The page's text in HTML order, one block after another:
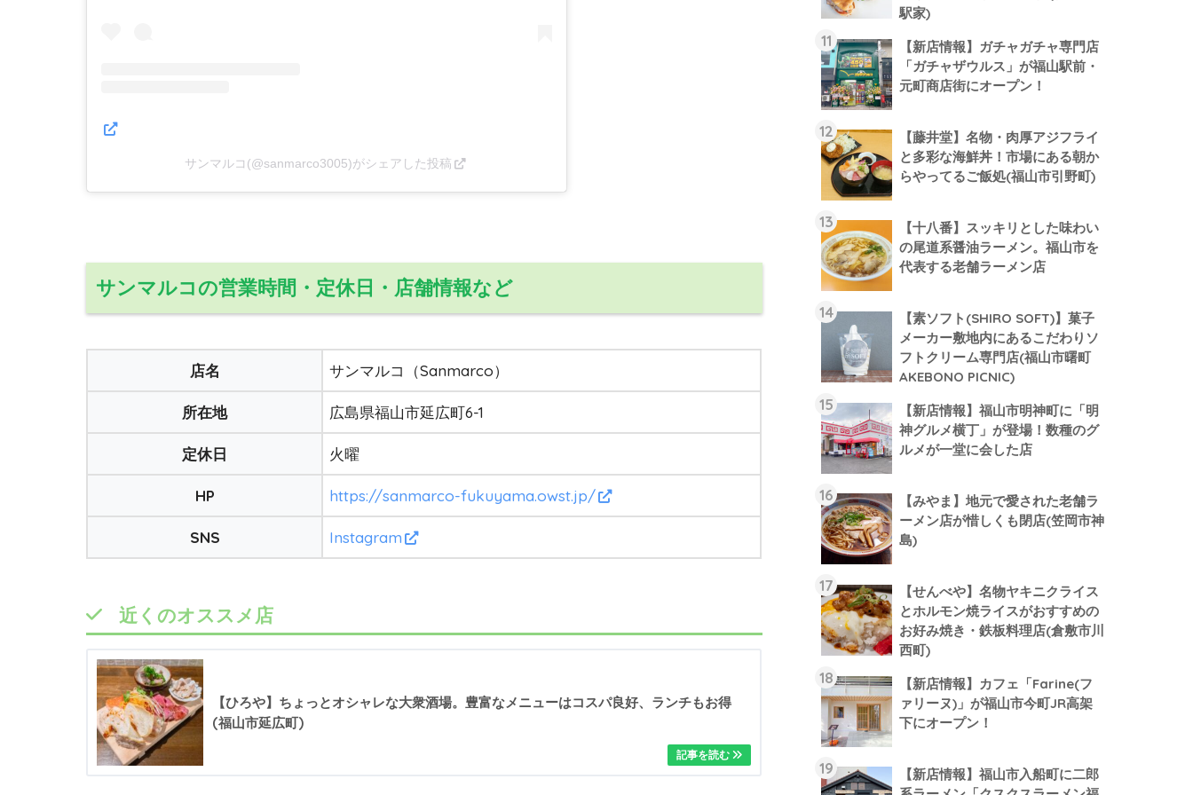
サンマルコ(@sanmarco3005)がシェアした投稿
サンマルコの営業時間・定休日・店舗情報など
店名 サンマルコ（Sanmarco）
所在地 広島県福山市延広町6-1
定休日 火曜
HP https://sanmarco-fukuyama.owst.jp/
SNS Instagram
近くのオススメ店
【ひろや】ちょっとオシャレな大衆酒場。豊富なメニューはコスパ良好、ランチもお得
(福山市延広町)
駅家)
【新店情報】ガチャガチャ専門店
「ガチャザウルス」が福山駅前・
元町商店街にオープン！
【藤井堂】名物・肉厚アジフライ
と多彩な海鮮丼！市場にある朝か
らやってるご飯処(福山市引野町)
【十八番】スッキリとした味わい
の尾道系醤油ラーメン。福山市を
代表する老舗ラーメン店
【素ソフト(SHIRO SOFT)】菓子
メーカー敷地内にあるこだわりソ
フトクリーム専門店(福山市曙町
AKEBONO PICNIC)
【新店情報】福山市明神町に「明
神グルメ横丁」が登場！数種のグ
ルメが一堂に会した店
【みやま】地元で愛された老舗ラ
ーメン店が惜しくも閉店(笠岡市神
島)
【せんべや】名物ヤキニクライス
とホルモン焼ライスがおすすめの
お好み焼き・鉄板料理店(倉敷市川
西町)
【新店情報】カフェ「Farine(フ
ァリーヌ)」が福山市今町JR高架
下にオープン！
【新店情報】福山市入船町に二郎